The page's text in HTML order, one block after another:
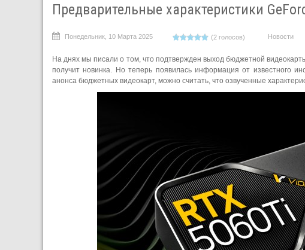
Предварительные характеристики
Понедельник, 10 Марта 2025 (2 голосов) Новости
На днях мы писали о том, что подтвержден выход бюджетной
получит новинка. Но теперь появилась информация от известного
анонса бюджетных видеокарт, можно считать, что озвученные